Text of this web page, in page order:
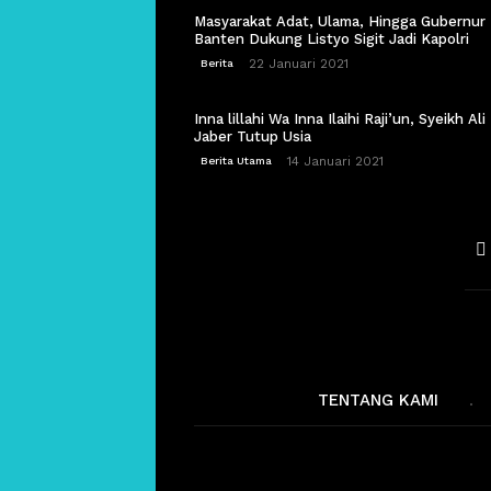
Masyarakat Adat, Ulama, Hingga Gubernur
Banten Dukung Listyo Sigit Jadi Kapolri
Berita 22 Januari 2021
Inna lillahi Wa Inna Ilaihi Raji’un, Syeikh Ali
Jaber Tutup Usia
Berita Utama 14 Januari 2021
TENTANG KAMI